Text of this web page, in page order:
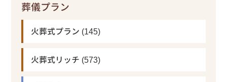
葬儀プラン
火葬式プラン (145)
火葬式リッチ (573)